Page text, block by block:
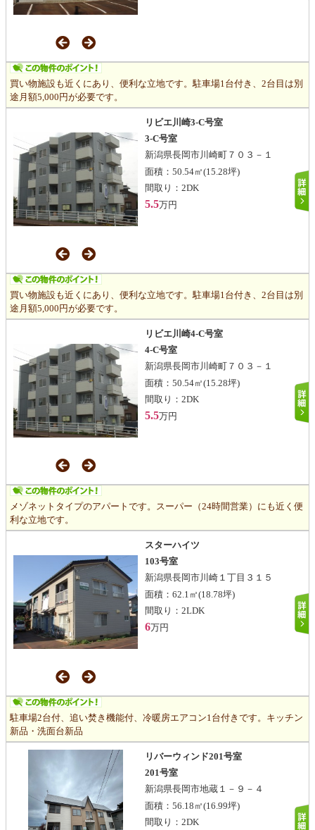
買い物施設も近くにあり、便利な立地です。駐車場1台付き、2台目は別
途月額5,000円が必要です。
リビエ川崎3-C号室
3-C号室
新潟県長岡市川崎町７０３－１
面積： 50.54㎡(15.28坪)
間取り： 2DK
5.5万円
買い物施設も近くにあり、便利な立地です。駐車場1台付き、2台目は別
途月額5,000円が必要です。
リビエ川崎4-C号室
4-C号室
新潟県長岡市川崎町７０３－１
面積： 50.54㎡(15.28坪)
間取り： 2DK
5.5万円
メゾネットタイプのアパートです。スーパー（24時間営業）にも近く便
利な立地です。
スターハイツ
103号室
新潟県長岡市川崎１丁目３１５
面積： 62.1㎡(18.78坪)
間取り： 2LDK
6万円
駐車場2台付、追い焚き機能付、冷暖房エアコン1台付きです。キッチン
新品・洗面台新品
リバーウィンド201号室
201号室
新潟県長岡市地蔵１－９－４
面積： 56.18㎡(16.99坪)
間取り： 2DK